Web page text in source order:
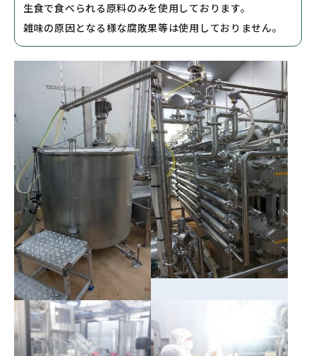
生食で食べられる原料のみを使用しております。
雑味の原因となる様な腐敗果等は使用しておりません。